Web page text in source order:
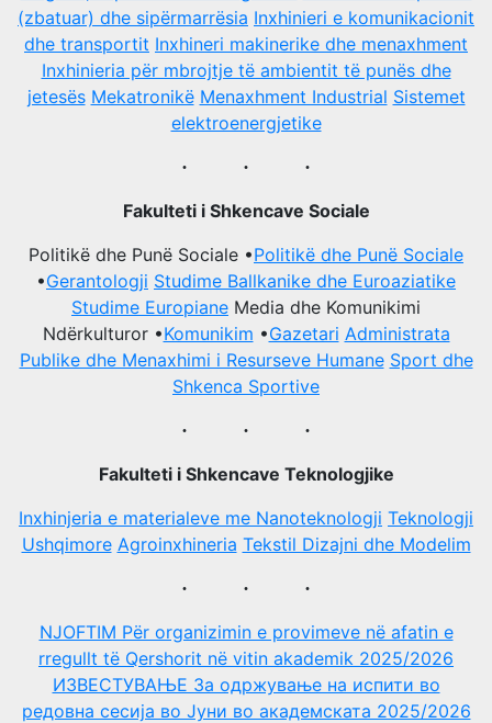
(zbatuar) dhe sipërmarrësia Inxhinieri e komunikacionit
dhe transportit Inxhineri makinerike dhe menaxhment
Inxhinieria pёr mbrojtje tё ambientit tё punёs dhe
jetesёs Меkatronikë Menaxhment Industrial Sistemet
elektroenergjetike
Fakulteti i Shkencave Sociale
Politikё dhe Punё Sociale •Politikё dhe Punё Sociale
•Gerantologji Studime Ballkanike dhe Euroaziatike
Studime Europiane Media dhe Komunikimi
Ndërkulturor •Komunikim •Gazetari Administrata
Publike dhe Menaxhimi i Resurseve Humane Sport dhe
Shkenca Sportive
Fakulteti i Shkencave Teknologjike
Inxhinjeria e materialeve me Nanoteknologji Teknologji
Ushqimore Agroinxhineria Tekstil Dizajni dhe Modelim
NJOFTIM Për organizimin e provimeve në afatin e
rregullt të Qershorit në vitin akademik 2025/2026
ИЗВЕСТУВАЊЕ За одржување на испити во
редовна сесија во Јуни во академската 2025/2026